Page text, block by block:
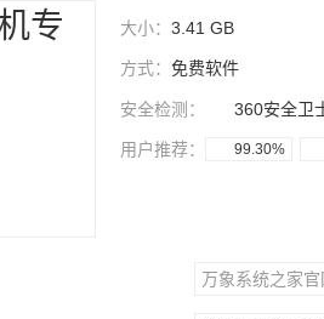
大小： 3.41 GB
方式： 免费软件
安全检测： 360安全卫
用户推荐： 99.30%
万象系统之家官